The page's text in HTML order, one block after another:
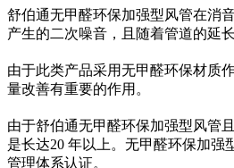
舒伯通无甲醛环保加强型风管在消
产生的二次噪音，且随着管道的延
由于此类产品采用无甲醛环保材质
量改善有重要的作用。
由于舒伯通无甲醛环保加强型风管
是长达20 年以上。无甲醛环保加强
管理体系认证。